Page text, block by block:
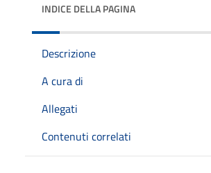
INDICE DELLA PAGINA
Descrizione
A cura di
Allegati
Contenuti correlati